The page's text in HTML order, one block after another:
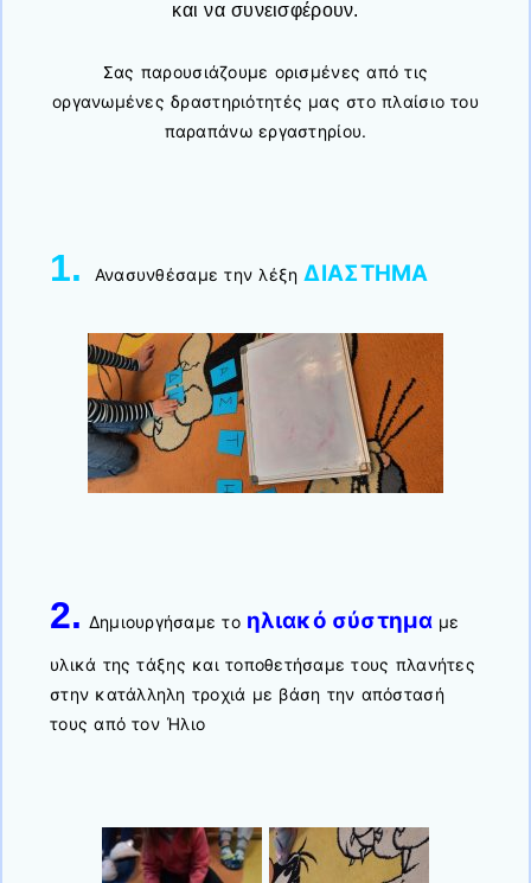
και να συνεισφέρουν.
Σας παρουσιάζουμε ορισμένες από τις
οργανωμένες δραστηριότητές μας στο πλαίσιο του
παραπάνω εργαστηρίου.
1. Ανασυνθέσαμε την λέξη ΔΙΑΣΤΗΜΑ
2. Δημιουργήσαμε το ηλιακό σύστημα με
υλικά της τάξης και τοποθετήσαμε τους πλανήτες
στην κατάλληλη τροχιά με βάση την απόστασή
τους από τον Ήλιο